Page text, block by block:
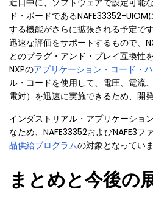
近日中に、ソフトウェアで設定可能
ド・ボードであるNAFE33352-UIOM
する機能がさらに拡張される予定で
迅速な評価をサポートするもので、
とのプラグ・アンド・プレイ互換性
NXPのアプリケーション・コード・
ル・コードを使用して、電圧、電流
電対）を迅速に実施できるため、開
インダストリアル・アプリケーショ
なため、NAFE33352およびNAFE3フ
品供給プログラムの対象となっていま
まとめと今後の